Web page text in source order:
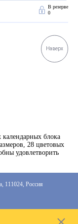
В резерве
0
Наверх
блока
28 цветовых
удовлетворить
111024, Россия